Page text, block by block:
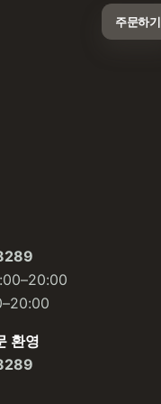
주문하기
환영